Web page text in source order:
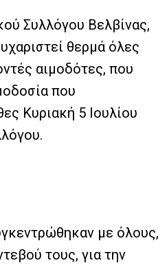
Συλλόγου Βελβίνας,
θερμά όλες
αιμοδότες, που
που
Κυριακή 5 Ιουλίου
με όλους,
τους, για την